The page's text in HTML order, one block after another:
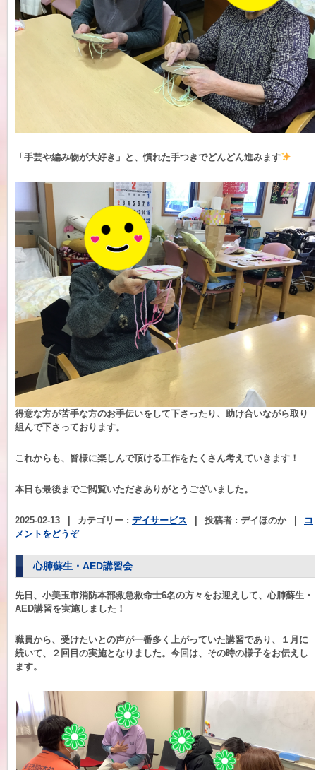
「手芸や編み物が大好き」と、慣れた手つきでどんどん進みます
得意な方が苦手な方のお手伝いをして下さったり、助け合いながら取り
組んで下さっております。
これからも、皆様に楽しんで頂ける工作をたくさん考えていきます！
本日も最後までご閲覧いただきありがとうございました。
2025-02-13 カテゴリー : デイサービス 投稿者 : デイほのか
コ
メントをどうぞ
心肺蘇生・AED講習会
先日、小美玉市消防本部救急救命士6名の方々をお迎えして、心肺蘇生・
AED講習を実施しました！
職員から、受けたいとの声が一番多く上がっていた講習であり、１月に
続いて、２回目の実施となりました。今回は、その時の様子をお伝えし
ます。